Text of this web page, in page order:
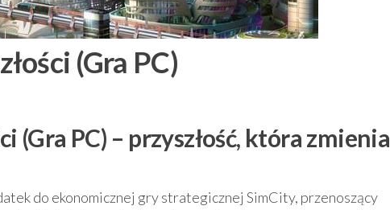
(Gra PC)
(Gra PC) – przyszłość, która zmienia
do ekonomicznej gry strategicznej SimCity, przenoszący